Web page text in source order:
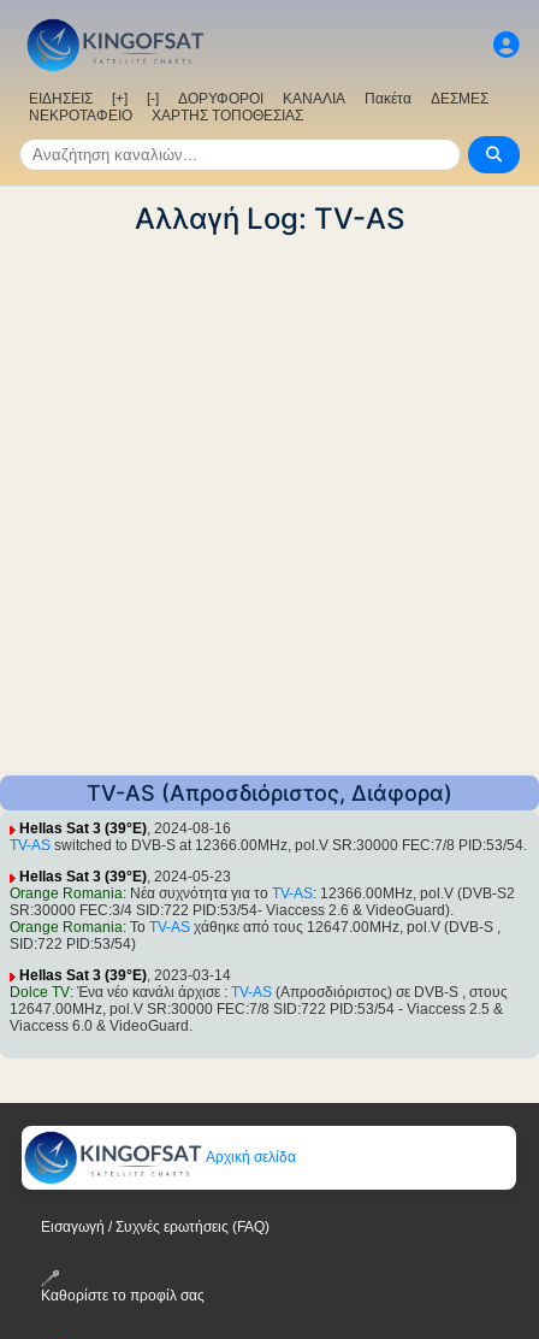
ΕΙΔΗΣΕΙΣ [+] [-] ΔΟΡΥΦΟΡΟΙ ΚΑΝΑΛΙΑ Πακέτα
ΔΕΣΜΕΣ
ΝΕΚΡΟΤΑΦΕΙΟ
ΧΑΡΤΗΣ ΤΟΠΟΘΕΣΙΑΣ
Αλλαγή Log: TV-AS
TV-AS (Απροσδιόριστος, Διάφορα)
Hellas Sat 3 (39°E), 2024-08-16
TV-AS switched to DVB-S at 12366.00MHz, pol.V SR:30000 FEC:7/8 PID:53/54.
Hellas Sat 3 (39°E), 2024-05-23
Orange Romania: Νέα συχνότητα για το TV-AS: 12366.00MHz, pol.V (DVB-S2
SR:30000 FEC:3/4 SID:722 PID:53/54- Viaccess 2.6 & VideoGuard).
Orange Romania: Το TV-AS χάθηκε από τους 12647.00MHz, pol.V (DVB-S ,
SID:722 PID:53/54)
Hellas Sat 3 (39°E), 2023-03-14
Dolce TV: Ένα νέο κανάλι άρχισε : TV-AS (Απροσδιόριστος) σε DVB-S , στους
12647.00MHz, pol.V SR:30000 FEC:7/8 SID:722 PID:53/54 - Viaccess 2.5 &
Viaccess 6.0 & VideoGuard.
Αρχική σελίδα
Εισαγωγή / Συχνές ερωτήσεις (FAQ)
Καθορίστε το προφίλ σας